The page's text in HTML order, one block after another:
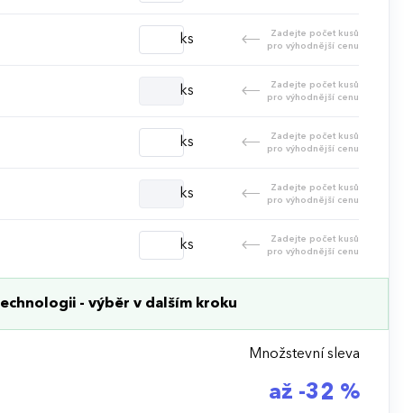
ks
Zadejte počet kusů
pro výhodnější cenu
ks
Zadejte počet kusů
pro výhodnější cenu
ks
Zadejte počet kusů
pro výhodnější cenu
ks
Zadejte počet kusů
pro výhodnější cenu
ks
Zadejte počet kusů
pro výhodnější cenu
- výběr v dalším kroku
Množstevní sleva
až -32 %